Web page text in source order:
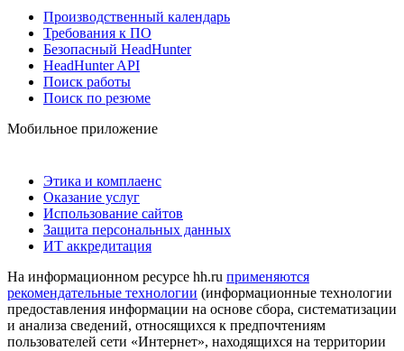
Производственный календарь
Требования к ПО
Безопасный HeadHunter
HeadHunter API
Поиск работы
Поиск по резюме
Мобильное приложение
Этика и комплаенс
Оказание услуг
Использование сайтов
Защита персональных данных
ИТ аккредитация
На информационном ресурсе hh.ru применяются
рекомендательные технологии (информационные технологии
предоставления информации на основе сбора, систематизации
и анализа сведений, относящихся к предпочтениям
пользователей сети «Интернет», находящихся на территории